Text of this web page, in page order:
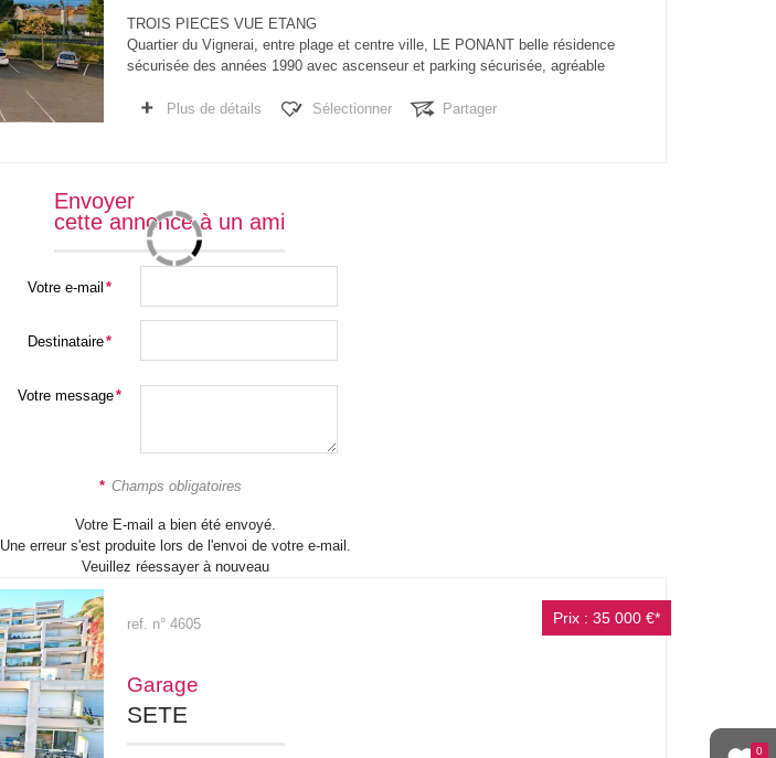
0
TROIS PIECES VUE ETANG
Quartier du Vignerai, entre plage et centre ville, LE PONANT belle résidence
sécurisée des années 1990 avec ascenseur et parking sécurisée, agréable
Plus de détails
Sélectionner Partager
Envoyer
cette annonce à un ami
Votre e-mail *
Destinataire*
Votre message*
* Champs obligatoires
Votre E-mail a bien été envoyé.
Une erreur s'est produite lors de l'envoi de votre e-mail.
Veuillez réessayer à nouveau
Prix : 35 000 €*
ref. n° 4605
Garage
SETE